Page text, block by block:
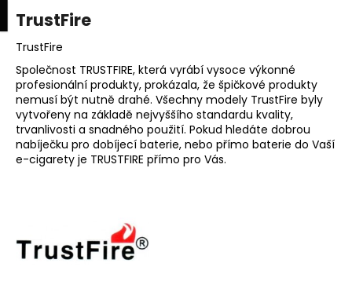
Přejít
na
obsah
TrustFire
TrustFire
Společnost TRUSTFIRE, která vyrábí vysoce výkonné
profesionální produkty, prokázala, že špičkové produkty
nemusí být nutně drahé. Všechny modely TrustFire byly
vytvořeny na základě nejvyššího standardu kvality,
trvanlivosti a snadného použití. Pokud hledáte dobrou
nabíječku pro dobíjecí baterie, nebo přímo baterie do Vaší
e-cigarety je TRUSTFIRE přímo pro Vás.
o Zpět
Zpět
C
o
p
o
t
u